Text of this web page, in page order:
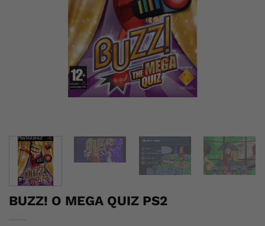
BUZZ! O MEGA QUIZ PS2